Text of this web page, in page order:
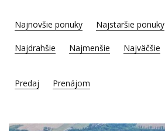
Najnovšie ponuky Najstaršie ponuky
Najdrahšie Najmenšie Najväčšie
Predaj Prenájom